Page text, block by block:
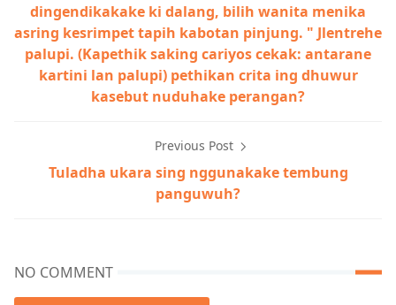
dingendikakake ki dalang, bilih wanita menika
asring kesrimpet tapih kabotan pinjung. " Jlentrehe
palupi. (Kapethik saking cariyos cekak: antarane
kartini lan palupi) pethikan crita ing dhuwur
kasebut nuduhake perangan?
Previous Post
Tuladha ukara sing nggunakake tembung
panguwuh?
NO COMMENT